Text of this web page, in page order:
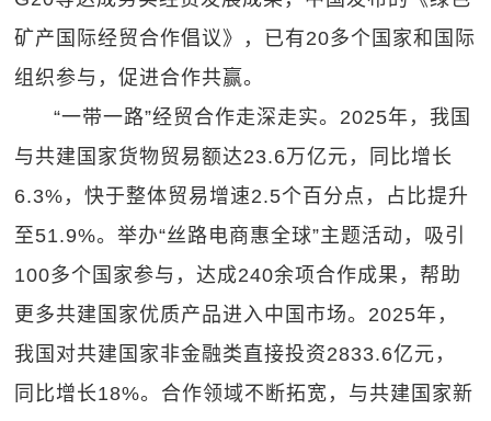
矿产国际经贸合作倡议》，已有20多个国家和国际
组织参与，促进合作共赢。
“一带一路”经贸合作走深走实。2025年，我国
与共建国家货物贸易额达23.6万亿元，同比增长
6.3%，快于整体贸易增速2.5个百分点，占比提升
至51.9%。举办“丝路电商惠全球”主题活动，吸引
100多个国家参与，达成240余项合作成果，帮助
更多共建国家优质产品进入中国市场。2025年，
我国对共建国家非金融类直接投资2833.6亿元，
同比增长18%。合作领域不断拓宽，与共建国家新